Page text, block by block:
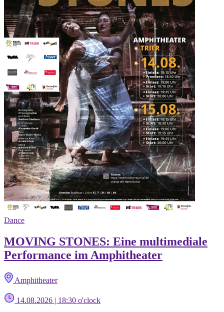
Dance
MOVING STONES: Eine multimediale
Performance im Amphitheater
Amphitheater
14.08.2026 | 18:30 o'clock